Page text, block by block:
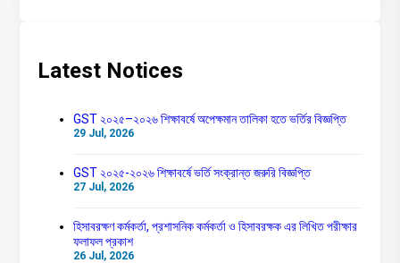
Latest Notices
GST ২০২৫–২০২৬ শিক্ষাবর্ষে অপেক্ষমান তালিকা হতে ভর্তির বিজ্ঞপ্তি
29 Jul, 2026
GST ২০২৫-২০২৬ শিক্ষাবর্ষে ভর্তি সংক্রান্ত জরুরি বিজ্ঞপ্তি
27 Jul, 2026
হিসাবরক্ষণ কর্মকর্তা, প্রশাসনিক কর্মকর্তা ও হিসাবরক্ষক এর লিখিত পরীক্ষার
ফলাফল প্রকাশ
26 Jul, 2026